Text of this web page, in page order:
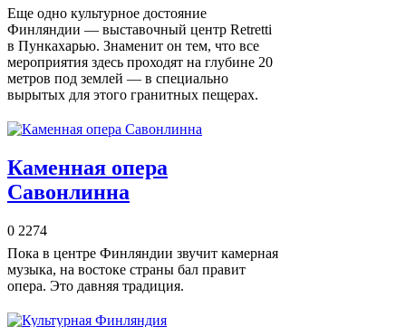
Еще одно культурное достояние
Финляндии — выставочный центр Retretti
в Пункахарью. Знаменит он тем, что все
мероприятия здесь проходят на глубине 20
метров под землей — в специально
вырытых для этого гранитных пещерах.
Каменная опера
Савонлинна
0 2274
Пока в центре Финляндии звучит камерная
музыка, на востоке страны бал правит
опера. Это давняя традиция.